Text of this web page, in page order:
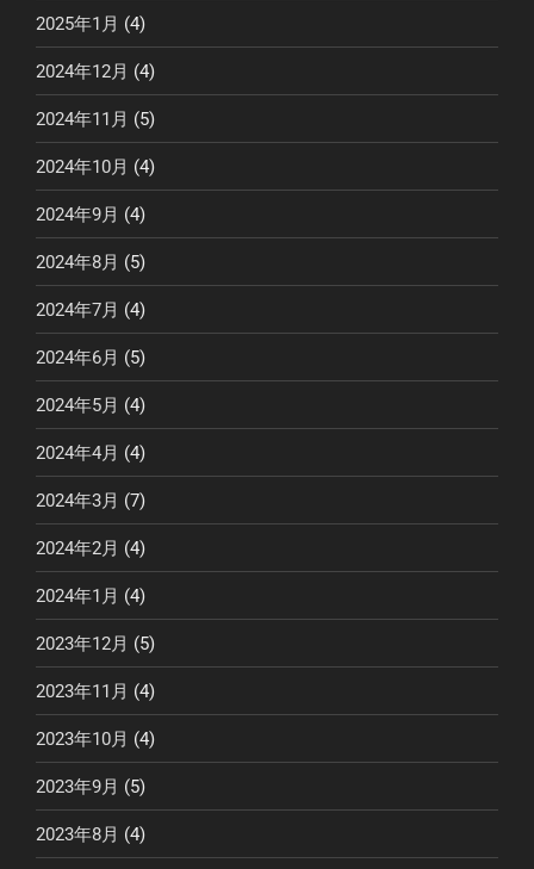
2025年1月 (4)
2024年12月 (4)
2024年11月 (5)
2024年10月 (4)
2024年9月 (4)
2024年8月 (5)
2024年7月 (4)
2024年6月 (5)
2024年5月 (4)
2024年4月 (4)
2024年3月 (7)
2024年2月 (4)
2024年1月 (4)
2023年12月 (5)
2023年11月 (4)
2023年10月 (4)
2023年9月 (5)
2023年8月 (4)